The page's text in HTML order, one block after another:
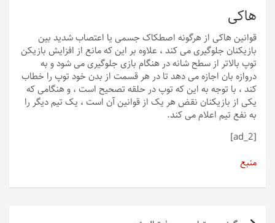
هاکی
قوانین هاکی از هرگونه اصطکاک جسمی یا اعتصاب شدید بین
بازیکنان جلوگیری می کند ، علاوه بر این که مانع از افزایش بازیکن
توپ بالاتر از سطح شانه در هنگام بازی جلوگیری می شود و به
دروازه بان اجازه می دهد تا در هر قسمت از بدن خود توپ را خطاب
کند ، با توجه به این که توپ در حلقه تصحیح است ، و هنگامی که
یکی از بازیکنان نقض هر یک از قوانین آن است ، یک تیم دیگر را
به نفع تیم اعلام می کند.
[ad_2]
منبع
راهبری